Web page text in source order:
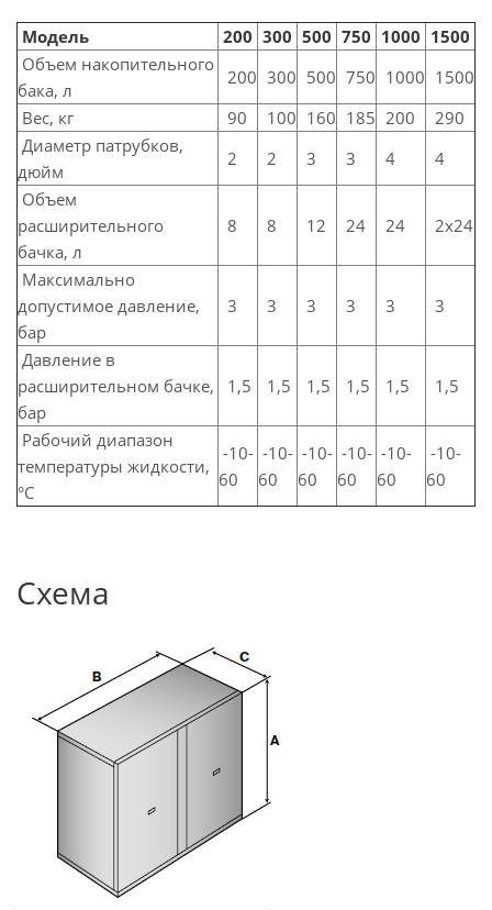
Модель 200 300 500 750 1000 1500
Объем накопительного
бака, л
200 300 500 750 1000 1500
Вес, кг
90 100 160 185 200
290
Диаметр патрубков,
дюйм
2 2 3 3 4
4
Объем
расширительного
бачка, л
8 8 12 24 24 2x24
Максимально
допустимое давление,
бар
3 3 3 3 3 3
Давление в
расширительном бачке,
бар
1,5 1,5 1,5 1,5 1,5 1,5
Рабочий диапазон
температуры жидкости,
°C
-10-
60
-10-
60
-10-
60
-10-
60
-10-
60
-10-
60
Схема